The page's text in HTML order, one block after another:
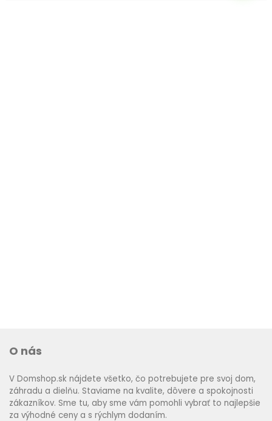
O nás
V Domshop.sk nájdete všetko, čo potrebujete pre svoj dom,
záhradu a dielňu. Staviame na kvalite, dôvere a spokojnosti
zákazníkov. Sme tu, aby sme vám pomohli vybrať to najlepšie
za výhodné ceny a s rýchlym dodaním.